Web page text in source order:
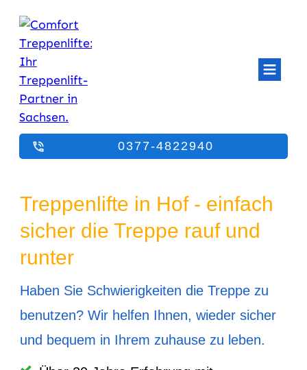
0377-4822940
Treppenlifte in Hof - einfach
sicher die Treppe rauf und
runter
Haben Sie Schwierigkeiten die Treppe zu
benutzen? Wir helfen Ihnen, wieder sicher
und bequem in Ihrem zuhause zu leben.